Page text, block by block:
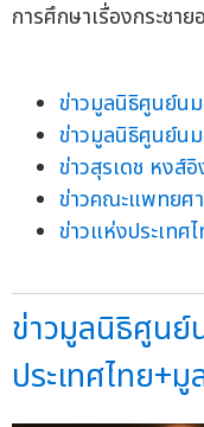
การศึกษาเรื่องกระชา
ข่าวมูลนิธิศูนย์น
ข่าวมูลนิธิศูนย์น
ข่าวสุรเดช หงส์อิ
ข่าวคณะแพทยศ
ข่าวแห่งประเทศ
ข่าวมูลนิธิศูน
ประเทศไทย+